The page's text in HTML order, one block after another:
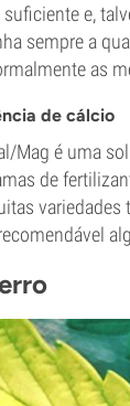
e,
sempre a
as
de cálcio
Mag é uma
de
variedades